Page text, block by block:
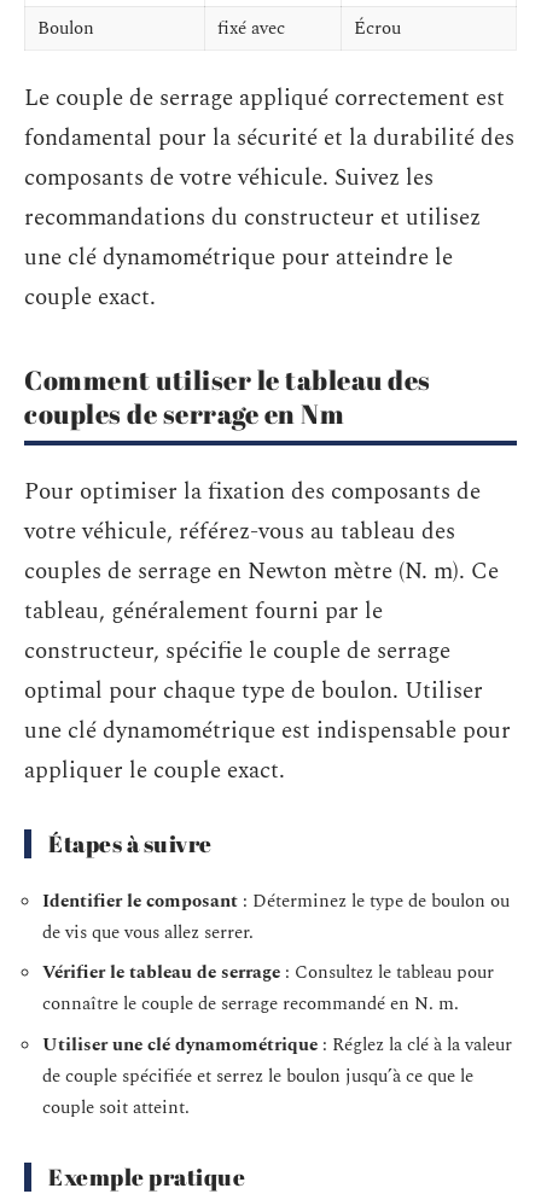
Boulon
fixé avec Écrou
Le couple de serrage appliqué correctement est
fondamental pour la sécurité et la durabilité des
composants de votre véhicule. Suivez les
recommandations du constructeur et utilisez
une clé dynamométrique pour atteindre le
couple exact.
Comment utiliser le tableau des
couples de serrage en Nm
Pour optimiser la fixation des composants de
votre véhicule, référez-vous au tableau des
couples de serrage en Newton mètre (N. m). Ce
tableau, généralement fourni par le
constructeur, spécifie le couple de serrage
optimal pour chaque type de boulon. Utiliser
une clé dynamométrique est indispensable pour
appliquer le couple exact.
Étapes à suivre
Identifier le composant : Déterminez le type de boulon ou
de vis que vous allez serrer.
Vérifier le tableau de serrage : Consultez le tableau pour
connaître le couple de serrage recommandé en N. m.
Utiliser une clé dynamométrique : Réglez la clé à la valeur
de couple spécifiée et serrez le boulon jusqu’à ce que le
couple soit atteint.
Exemple pratique